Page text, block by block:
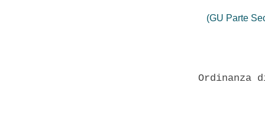
(GU Parte
Ordinanza